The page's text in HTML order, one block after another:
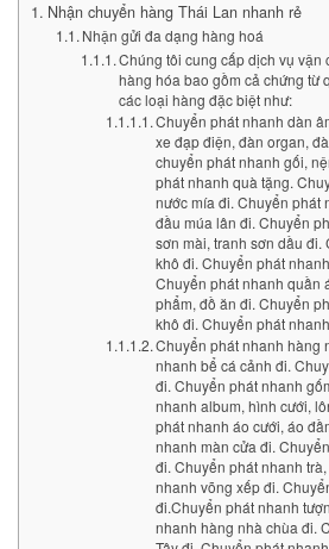
Nhận chuyển hàng Thái Lan nhanh rẻ
Nhận gửi đa dạng hàng hoá
Chúng tôi cung cấp dịch vụ vận
hàng hóa bao gồm cả chứng từ
các loại hàng đặc biệt như:
Chuyển phát nhanh dàn
xe đạp điện, đàn organ,
chuyển phát nhanh gối,
phát nhanh quà tặng.
nước mía đi. Chuyển phát
đầu múa lân đi. Chuyển
sơn mài, tranh sơn dầu đi.
khô đi. Chuyển phát
Chuyển phát nhanh quần
phẩm, đồ ăn đi. Chuyển
khô đi. Chuyển phát
Chuyển phát nhanh hàng
nhanh bể cá cảnh đi.
đi. Chuyển phát nhanh
nhanh album, hình cưới,
phát nhanh áo cưới, áo
nhanh màn cửa đi.
đi. Chuyển phát nhanh
nhanh võng xếp đi.
đi.Chuyển phát nhanh
nhanh hàng nhà chùa đi.